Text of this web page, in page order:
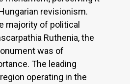
revisionism.
majority of political
Ruthenia, the
was of
The leading
operating in the